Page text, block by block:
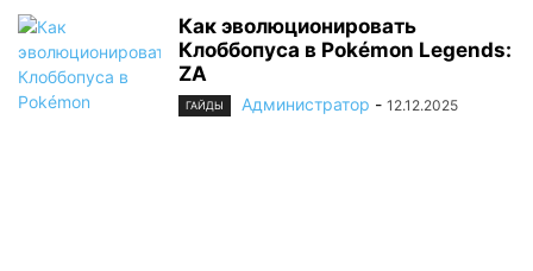
Как эволюционировать
Клоббопуса в Pokémon Legends:
ZA
ГАЙДЫ Администратор - 12.12.2025